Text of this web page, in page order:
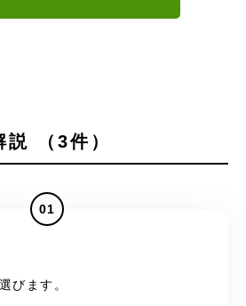
説 （3件）
01
びます。